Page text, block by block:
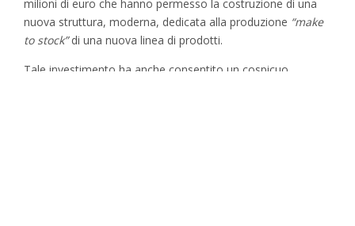
milioni di euro che hanno permesso la costruzione di una
nuova struttura, moderna, dedicata alla produzione “make
to stock”di una nuova linea di prodotti.
Tale investimento ha anche consentito un cospicuo